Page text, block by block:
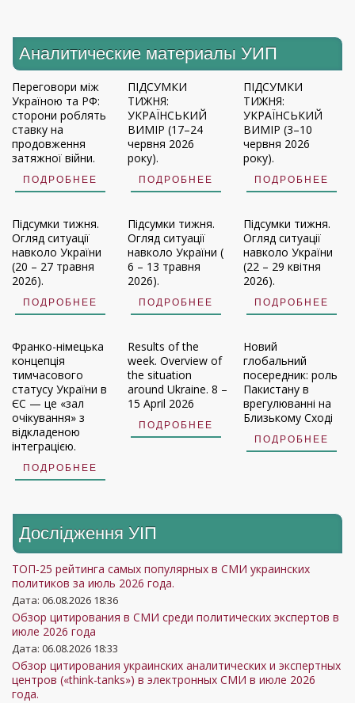
Аналитические материалы УИП
Переговори між
Україною та РФ:
сторони роблять
ставку на
продовження
затяжної війни.
ПОДРОБНЕЕ
ПІДСУМКИ
ТИЖНЯ:
УКРАЇНСЬКИЙ
ВИМІР (17–24
червня 2026
року).
ПОДРОБНЕЕ
ПІДСУМКИ
ТИЖНЯ:
УКРАЇНСЬКИЙ
ВИМІР (3–10
червня 2026
року).
ПОДРОБНЕЕ
Підсумки тижня.
Огляд ситуації
навколо України
(20 – 27 травня
2026).
ПОДРОБНЕЕ
Підсумки тижня.
Огляд ситуації
навколо України (
6 – 13 травня
2026).
ПОДРОБНЕЕ
Підсумки тижня.
Огляд ситуації
навколо України
(22 – 29 квітня
2026).
ПОДРОБНЕЕ
Франко-німецька
концепція
тимчасового
статусу України в
ЄС — це «зал
очікування» з
відкладеною
інтеграцією.
ПОДРОБНЕЕ
Results of the
week. Overview of
the situation
around Ukraine. 8 –
15 April 2026
ПОДРОБНЕЕ
Новий
глобальний
посередник: роль
Пакистану в
врегулюванні на
Близькому Сході
ПОДРОБНЕЕ
Дослідження УIП
ТОП-25 рейтинга самых популярных в СМИ украинских
политиков за июль 2026 года.
Дата: 06.08.2026 18:36
Обзор цитирования в СМИ среди политических экспертов в
июле 2026 года
Дата: 06.08.2026 18:33
Обзор цитирования украинских аналитических и экспертных
центров («think-tanks») в электронных СМИ в июле 2026
года.